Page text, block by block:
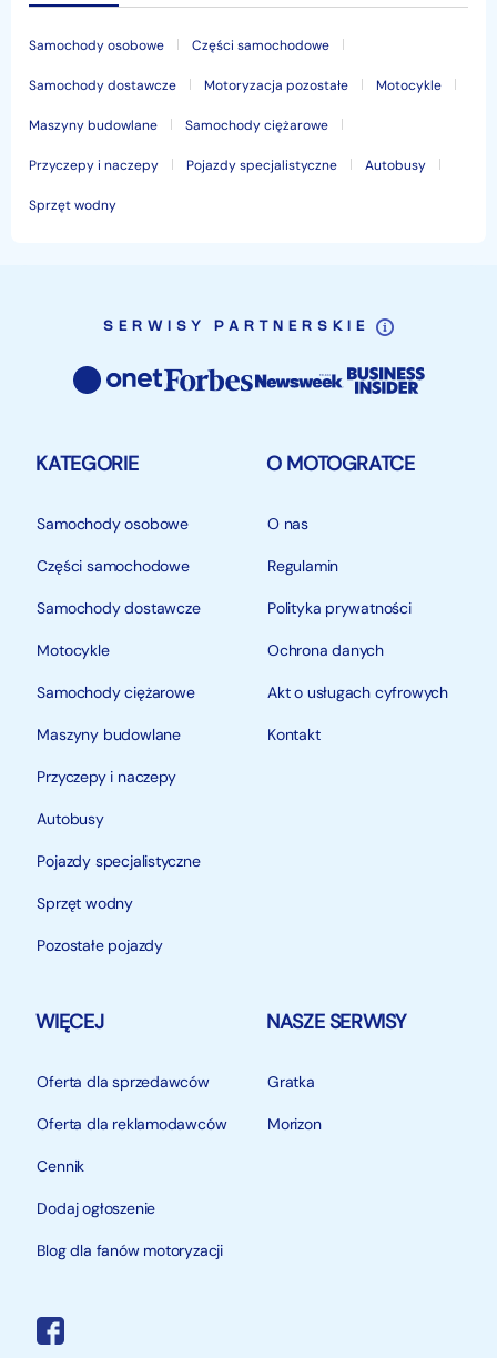
Samochody osobowe Części samochodowe
Samochody dostawcze Motoryzacja pozostałe Motocykle
Maszyny budowlane Samochody ciężarowe
Przyczepy i naczepy Pojazdy specjalistyczne Autobusy
Sprzęt wodny
SERWISY PARTNERSKIE
KATEGORIE
Samochody osobowe
Części samochodowe
Samochody dostawcze
Motocykle
Samochody ciężarowe
Maszyny budowlane
Przyczepy i naczepy
Autobusy
Pojazdy specjalistyczne
Sprzęt wodny
Pozostałe pojazdy
O MOTOGRATCE
O nas
Regulamin
Polityka prywatności
Ochrona danych
Akt o usługach cyfrowych
Kontakt
WIĘCEJ
Oferta dla sprzedawców
Oferta dla reklamodawców
Cennik
Dodaj ogłoszenie
Blog dla fanów motoryzacji
NASZE SERWISY
Gratka
Morizon